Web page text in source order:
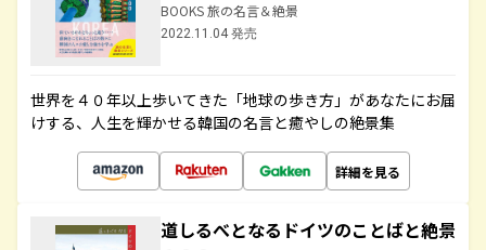
BOOKS 旅の名言＆絶景
2022.11.04 発売
世界を４０年以上歩いてきた「地球の歩き方」があなたにお届
けする、人生を輝かせる韓国の名言と癒やしの絶景集
詳細を見る
道しるべとなるドイツのことばと絶景